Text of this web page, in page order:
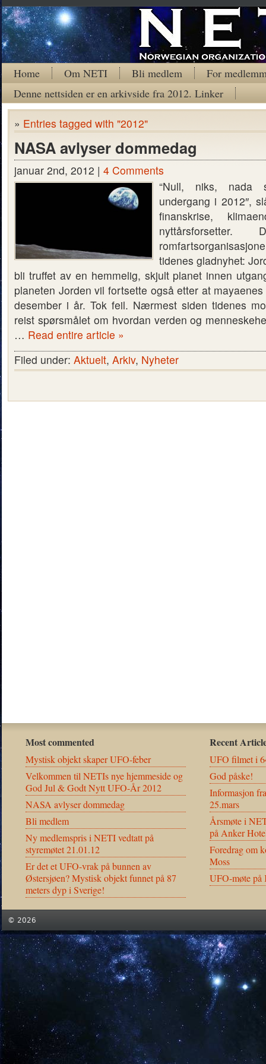
Home Om NETI Bli medlem
For
Denne nettsiden er en arkivside fra 2012. Linker
» Entries tagged with "2012"
NASA avlyser dommedag
januar 2nd, 2012 | 4 Comments
“Null, niks, nada
undergang i 2012″,
finanskrise,
nyttårsforsetter.
tidenes gladnyhet:
bli truffet av en hemmelig, skjult planet innen
planeten Jorden vil fortsette også etter at
desember i år. Tok feil. Nærmest siden tidenes
reist spørsmålet om hvordan verden og
… Read entire article »
Filed under: Aktuelt, Arkiv, Nyheter
Most commented
Mystisk objekt skaper UFO-feber
Velkommen til NETIs nye hjemmeside og
God Jul & Godt Nytt UFO-År 2012
NASA avlyser dommedag
Bli medlem
Ny medlemspris i NETI vedtatt på
styremøtet 21.01.12
Er det et UFO-vrak på bunnen av
Østersjøen? Mystisk objekt funnet på 87
meters dyp i Sverige!
Recent
UFO filmet i
God påske!
Informasjon
25.mars
Årsmøte i
på Anker
Foredrag om
Moss
UFO-møte på
© 2026